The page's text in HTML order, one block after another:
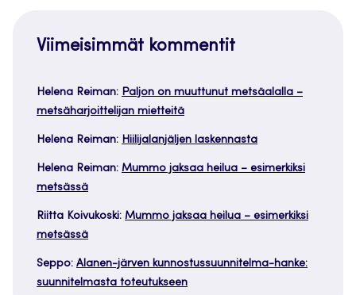
Viimeisimmät kommentit
Helena Reiman: Paljon on muuttunut metsäalalla –
metsäharjoittelijan mietteitä
Helena Reiman: Hiilijalanjäljen laskennasta
Helena Reiman: Mummo jaksaa heilua – esimerkiksi
metsässä
Riitta Koivukoski: Mummo jaksaa heilua – esimerkiksi
metsässä
Seppo: Alanen-järven kunnostussuunnitelma-hanke:
suunnitelmasta toteutukseen